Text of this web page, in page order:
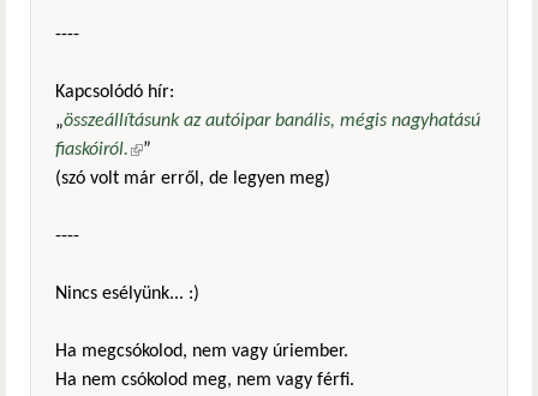
----
Kapcsolódó hír:
„összeállításunk az autóipar banális, mégis nagyhatású
fiaskóiról.(külső hivatkozás)
”
(szó volt már erről, de legyen meg)
----
Nincs esélyünk... :)
Ha megcsókolod, nem vagy úriember.
Ha nem csókolod meg, nem vagy férfi.